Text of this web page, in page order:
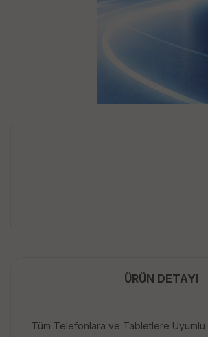
ÜRÜN DETAYI
Tüm Telefonlara ve Tabletlere Uyumlu